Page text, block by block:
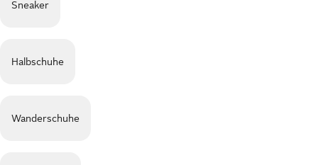
Sneaker
Halbschuhe
Wanderschuhe